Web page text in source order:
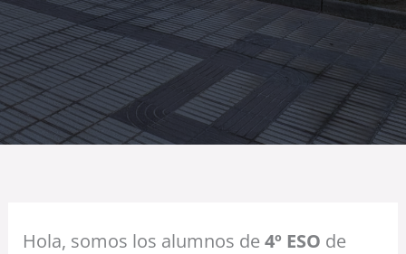
Hola, somos los alumnos de4º ESO de